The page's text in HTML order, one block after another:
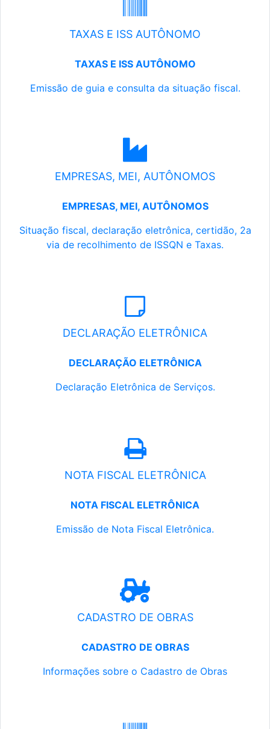
TAXAS E ISS AUTÔNOMO
TAXAS E ISS AUTÔNOMO
Emissão de guia e consulta da situação fiscal.
EMPRESAS, MEI, AUTÔNOMOS
EMPRESAS, MEI, AUTÔNOMOS
Situação fiscal, declaração eletrônica, certidão, 2a
via de recolhimento de ISSQN e Taxas.
DECLARAÇÃO ELETRÔNICA
DECLARAÇÃO ELETRÔNICA
Declaração Eletrônica de Serviços.
NOTA FISCAL ELETRÔNICA
NOTA FISCAL ELETRÔNICA
Emissão de Nota Fiscal Eletrônica.
CADASTRO DE OBRAS
CADASTRO DE OBRAS
Informações sobre o Cadastro de Obras